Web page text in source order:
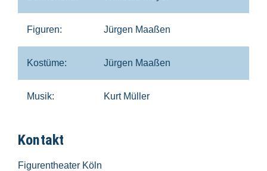
Figuren: Jürgen Maaßen
Kostüme: Jürgen Maaßen
Musik: Kurt Müller
Kontakt
Figurentheater Köln